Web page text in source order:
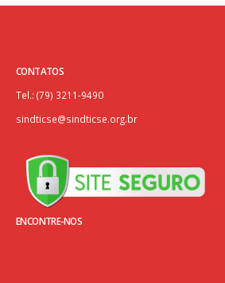
CONTATOS
Tel.: (79) 3211-9490
sindticse@sindticse.org.br
ENCONTRE-NOS